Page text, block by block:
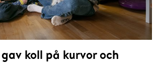
koll på kurvor och